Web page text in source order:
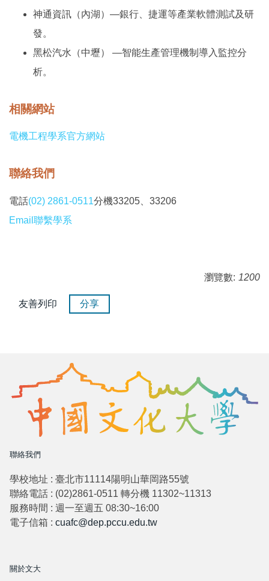
神通資訊（內湖）—銀行、捷運等產業軟體測試及研
發。
黑松汽水（中壢） —智能生產管理機制導入監控分
析。
相關網站
電機工程學系官方網站
聯絡我們
電話(02) 2861-0511分機33205、33206
Email聯繫學系
瀏覽數: 1200
友善列印 分享
聯絡我們
學校地址 : 臺北市11114陽明山華岡路55號
聯絡電話 : (02)2861-0511 轉分機 11302~11313
服務時間 : 週一至週五 08:30~16:00
電子信箱 : cuafc@dep.pccu.edu.tw
關於文大